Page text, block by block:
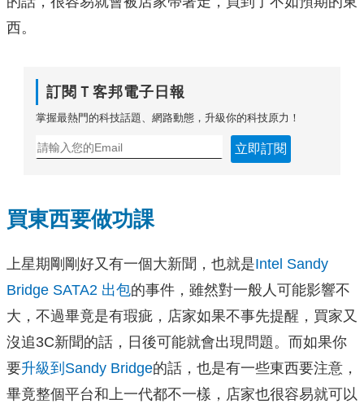
西。
訂閱Ｔ客邦電子日報
掌握最熱門的科技話題、網路動態，升級你的科技原力！
立即訂閱
買東西要做功課
上星期剛剛好又有一個大新聞，也就是Intel Sandy
Bridge SATA2 出包的事件，雖然對一般人可能影響不
大，不過畢竟是有瑕疵，店家如果不事先提醒，買家又
沒追3C新聞的話，日後可能就會出現問題。而如果你
要升級到Sandy Bridge的話，也是有一些東西要注意，
畢竟整個平台和上一代都不一樣，店家也很容易就可以